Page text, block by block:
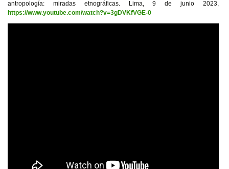
antropología: miradas etnográficas. Lima, 9 de junio 2023,
https://www.youtube.com/watch?v=3gDVKfVGE-0